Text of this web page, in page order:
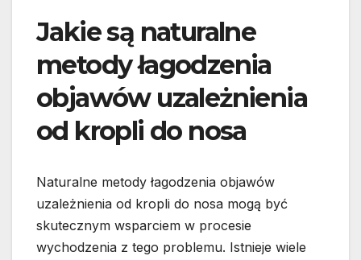
Jakie są naturalne
metody łagodzenia
objawów uzależnienia
od kropli do nosa
Naturalne metody łagodzenia objawów
uzależnienia od kropli do nosa mogą być
skutecznym wsparciem w procesie
wychodzenia z tego problemu. Istnieje wiele